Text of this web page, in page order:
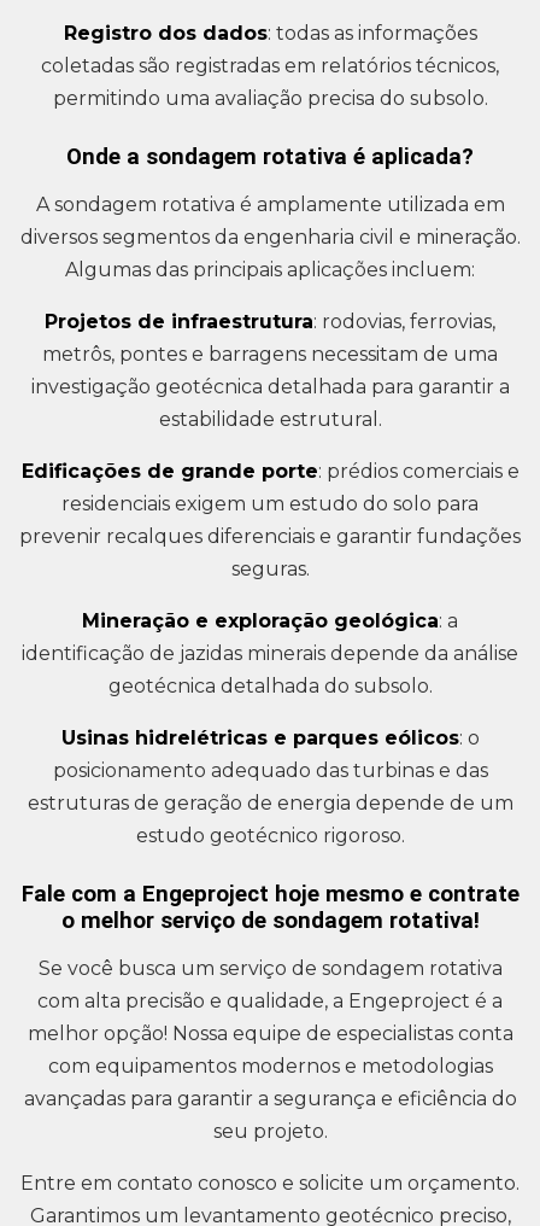
Registro dos dados: todas as informações
coletadas são registradas em relatórios técnicos,
permitindo uma avaliação precisa do subsolo.
Onde a sondagem rotativa é aplicada?
A sondagem rotativa é amplamente utilizada em
diversos segmentos da engenharia civil e mineração.
Algumas das principais aplicações incluem:
Projetos de infraestrutura: rodovias, ferrovias,
metrôs, pontes e barragens necessitam de uma
investigação geotécnica detalhada para garantir a
estabilidade estrutural.
Edificações de grande porte: prédios comerciais e
residenciais exigem um estudo do solo para
prevenir recalques diferenciais e garantir fundações
seguras.
Mineração e exploração geológica: a
identificação de jazidas minerais depende da análise
geotécnica detalhada do subsolo.
Usinas hidrelétricas e parques eólicos: o
posicionamento adequado das turbinas e das
estruturas de geração de energia depende de um
estudo geotécnico rigoroso.
Fale com a Engeproject hoje mesmo e contrate
o melhor serviço de sondagem rotativa!
Se você busca um serviço de sondagem rotativa
com alta precisão e qualidade, a Engeproject é a
melhor opção! Nossa equipe de especialistas conta
com equipamentos modernos e metodologias
avançadas para garantir a segurança e eficiência do
seu projeto.
Entre em contato conosco e solicite um orçamento.
Garantimos um levantamento geotécnico preciso,